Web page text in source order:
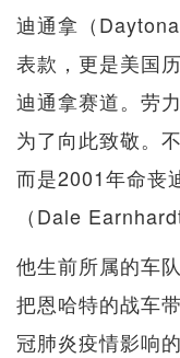
迪通拿（
表款，更是美国
迪通拿赛道。劳
为了向此致敬。
而是2001年命丧
（Dale Earnhardt
他生前所属的车
把恩哈特的战车
冠肺炎疫情影响